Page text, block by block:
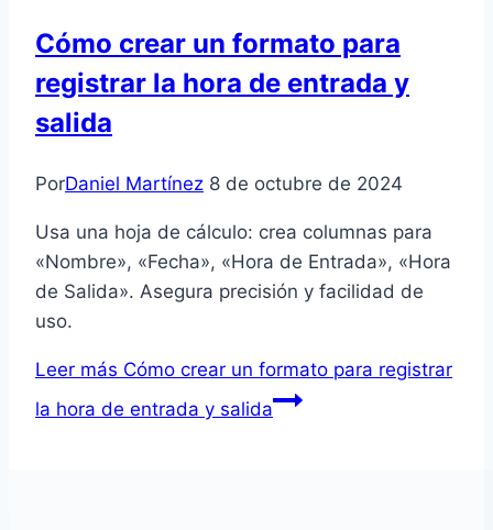
Cómo crear un formato para
registrar la hora de entrada y
salida
PorDaniel Martínez 8 de octubre de 2024
Usa una hoja de cálculo: crea columnas para
«Nombre», «Fecha», «Hora de Entrada», «Hora
de Salida». Asegura precisión y facilidad de
uso.
Leer más Cómo crear un formato para registrar
la hora de entrada y salida